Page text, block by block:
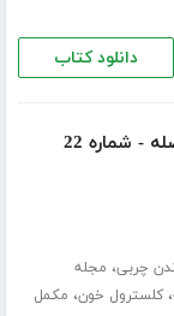
دانلود کتاب
- شماره 22
چربی، مجله
،کلسترول خون، مکمل